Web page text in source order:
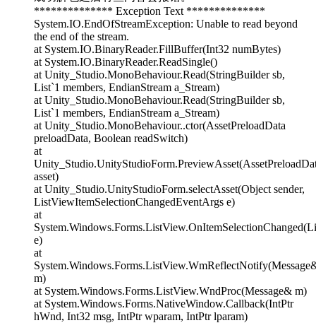
************** Exception Text **************
System.IO.EndOfStreamException: Unable to read beyond
the end of the stream.
at System.IO.BinaryReader.FillBuffer(Int32 numBytes)
at System.IO.BinaryReader.ReadSingle()
at Unity_Studio.MonoBehaviour.Read(StringBuilder sb,
List`1 members, EndianStream a_Stream)
at Unity_Studio.MonoBehaviour.Read(StringBuilder sb,
List`1 members, EndianStream a_Stream)
at Unity_Studio.MonoBehaviour..ctor(AssetPreloadData
preloadData, Boolean readSwitch)
at
asset)
at Unity_Studio.UnityStudioForm.selectAsset(Object sender,
ListViewItemSelectionChangedEventArgs e)
at
e)
at
m)
at System.Windows.Forms.ListView.WndProc(Message& m)
at System.Windows.Forms.NativeWindow.Callback(IntPtr
hWnd, Int32 msg, IntPtr wparam, IntPtr lparam)